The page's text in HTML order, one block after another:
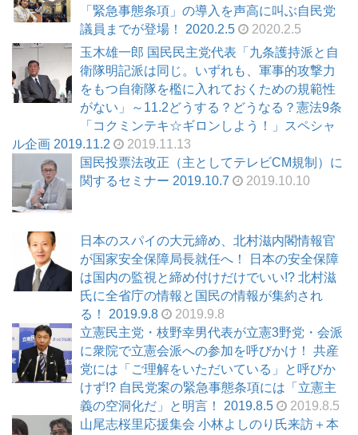
「緊急事態条項」の導入を声高に叫ぶ自民党
議員までが登場！ 2020.2.5
2020.2.5
玉木雄一郎 国民民主党代表「九条護持派と自
衛隊明記派は同じ。いずれも、軍事的攻撃力
をもつ自衛隊を檻に入れておくための規範性
がない」～11.2どうする？どうなる？憲法9条
「コクミンテキ☆ギロンしよう！」スペシャ
ル企画 2019.11.2
2019.11.13
国民投票法改正（主としてテレビCM規制）に
関するセミナー 2019.10.7
2019.10.10
日本のスパイの大元締め、北村滋内閣情報官
が国家安全保障局長就任へ！ 日本の安全保障
は国内の監視と締め付けだけでいい!? 北村滋
氏に全省庁の情報と国民の情報が集約され
る！ 2019.9.8
2019.9.8
立憲民主党・枝野幸男代表が立憲3野党・会派
に衆院で立憲会派への参加を呼びかけ！ 共産
党には「ご理解をいただいている」と呼びか
けず!? 自民党案の緊急事態条項には「立憲主
義の空洞化だ」と明言！ 2019.8.5
2019.8.5
山尾志桜里応援集会 小林よしのり氏来訪＋本